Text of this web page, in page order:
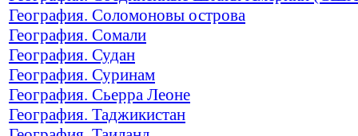
География. Соломоновы острова
География. Сомали
География. Судан
География. Суринам
География. Сьерра Леоне
География. Таджикистан